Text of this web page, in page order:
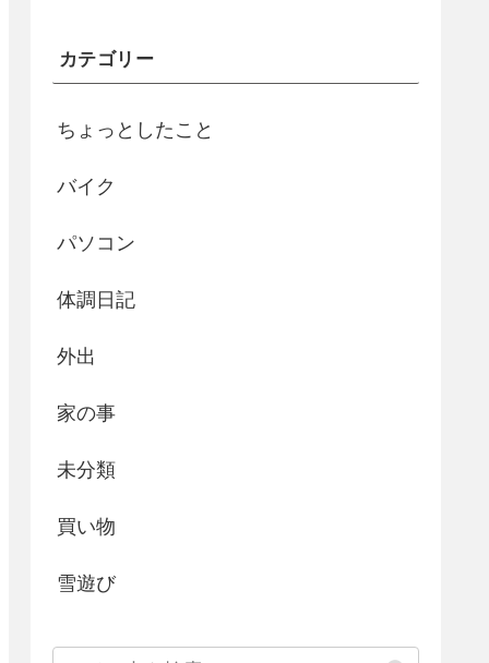
カテゴリー
ちょっとしたこと
バイク
パソコン
体調日記
外出
家の事
未分類
買い物
雪遊び